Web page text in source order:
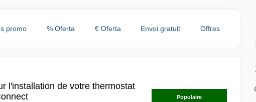
promo % Oferta € Oferta Envoi gratuit Offres
l'installation de votre thermostat
Populaire